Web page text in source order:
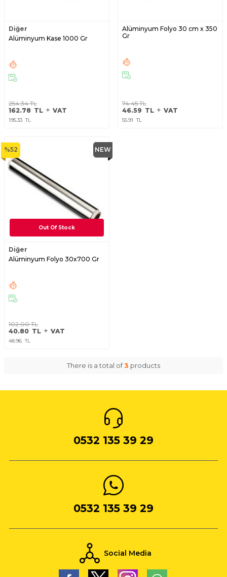
Diğer
Alüminyum Kase 1000 Gr
254.34TL
162.78 TL VAT
195.33 TL
Alüminyum Folyo 30 cm x 350
Gr
74.45TL
46.59 TL VAT
55.91 TL
%52 NEW
Out Of Stock
Diğer
Alüminyum Folyo 30x700 Gr
102.00TL
40.80 TL VAT
48.96 TL
There is a total of3 products
0532 135 39 29
0532 135 39 29
Social Media